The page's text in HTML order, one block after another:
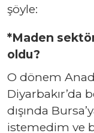
şöyle:
*Maden
oldu?
O dönem
dışında
istemedim ve